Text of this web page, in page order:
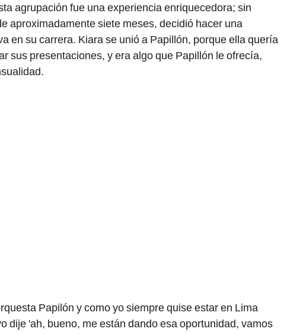
agrupación fue una experiencia enriquecedora; sin
aproximadamente siete meses, decidió hacer una
en su carrera. Kiara se unió a Papillón, porque ella quería
sus presentaciones, y era algo que Papillón le ofrecía,
Papilón y como yo siempre quise estar en Lima
dije 'ah, bueno, me están dando esa oportunidad, vamos